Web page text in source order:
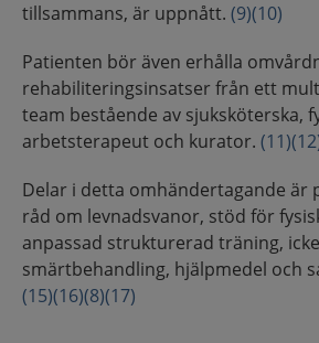
tillsammans, är uppnått. (9)(10)
Patienten bör även erhålla
rehabiliteringsinsatser från ett
team bestående av sjuksköterska,
arbetsterapeut och kurator. (11)
Delar i detta omhändertagande är
råd om levnadsvanor, stöd för
anpassad strukturerad träning,
smärtbehandling, hjälpmedel och
(15)(16)(8)(17)